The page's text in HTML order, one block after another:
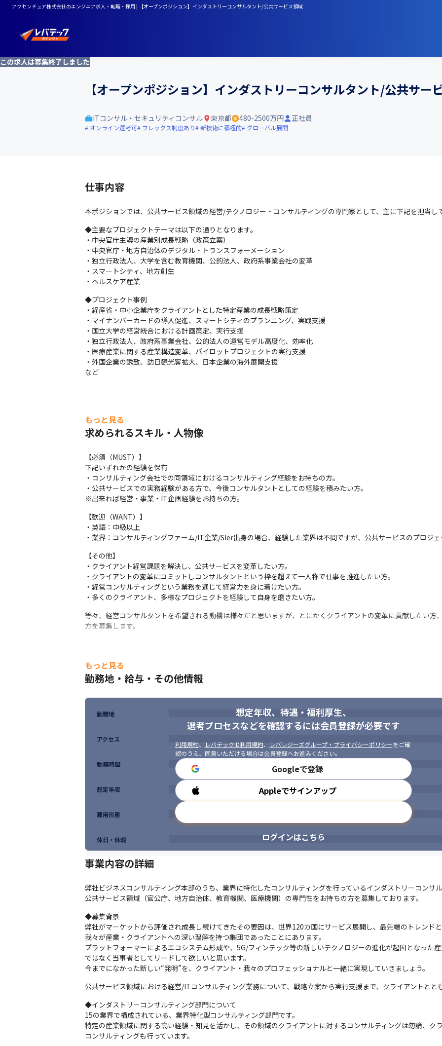
アクセンチュア株式会社のエンジニア求人・転職・採用 | 【オープンポジション】インダストリーコンサルタント/公共サービス領域
この求人は募集終了しました
【オープンポジション】インダストリーコンサルタント/公共サー
ITコンサル・セキュリティコンサル 東京都 480-2500万円 正社員
オンライン選考可 フレックス制度あり 新技術に積極的 グローバル展開
仕事内容
本ポジションでは、公共サービス領域の経営/テクノロジー・コンサルティングの専門家として、主に下記を担当し
◆主要なプロジェクトテーマは以下の通りとなります。
・中央官庁主導の産業別成長戦略（政策立案）
・中央官庁・地方自治体のデジタル・トランスフォーメーション
・独立行政法人、大学を含む教育機関、公的法人、政府系事業会社の変革
・スマートシティ、地方創生
・ヘルスケア産業
◆プロジェクト事例
・経産省・中小企業庁をクライアントとした特定産業の成長戦略策定
・マイナンバーカードの導入促進、スマートシティのプランニング、実践支援
・国立大学の経営統合における計画策定、実行支援
・独立行政法人、政府系事業会社、公的法人の運営モデル高度化、効率化
・医療産業に関する産業構造変革、パイロットプロジェクトの実行支援
・外国企業の誘致、訪日観光客拡大、日本企業の海外展開支援
など
もっと見る
求められるスキル・人物像
【必須（MUST）】
下記いずれかの経験を保有
・コンサルティング会社での同領域におけるコンサルティング経験をお持ちの方。
・公共サービスでの実務経験がある方で、今後コンサルタントとしての経験を積みたい方。
※出来れば経営・事業・IT企画経験をお持ちの方。
【歓迎（WANT）】
・英語：中級以上
・業界：コンサルティングファーム/IT企業/SIer出身の場合、経験した業界は不問ですが、公共サービスのプロジェ
【その他】
・クライアント経営課題を解決し、公共サービスを変革したい方。
・クライアントの変革にコミットしコンサルタントという枠を超えて一人称で仕事を推進したい方。
・経営コンサルティングという業務を通じて経営力を身に着けたい方。
・多くのクライアント、多様なプロジェクトを経験して自身を磨きたい方。
等々、経営コンサルタントを希望される動機は様々だと思いますが、とにかくクライアントの変革に貢献したい方
方を募集します。
もっと見る
勤務地・給与・その他情報
想定年収、待遇・福利厚生、
選考プロセスなどを確認するには会員登録が必要です
利用規約、 レバテックID利用規約、 レバレジーズグループ・プライバシーポリシーをご確
認のうえ、同意いただける場合は会員登録へお進みください。
Googleで登録
Appleでサインアップ
ログインはこちら
勤務地
アクセス
勤務時間
想定年収
雇用形態
休日・休暇
事業内容の詳細
弊社ビジネスコンサルティング本部のうち、業界に特化したコンサルティングを行っているインダストリーコンサル
公共サービス領域（官公庁、地方自治体、教育機関、医療機関）の専門性をお持ちの方を募集しております。
◆募集背景
弊社がマーケットから評価され成長し続けてきたその要因は、世界120カ国にサービス展開し、最先端のトレンド
我々が産業・クライアントへの深い理解を持つ集団であったことにあります。
プラットフォーマーによるエコシステム形成や、5G/フィンテック等の新しいテクノロジーの進化が起因となった
ではなく当事者としてリードして欲しいと思います。
今までになかった新しい“発明”を、クライアント・我々のプロフェッショナルと一緒に実現していきましょう。
公共サービス領域における経営/ITコンサルティング業務について、戦略立案から実行支援まで、クライアントとと
◆インダストリーコンサルティング部門について
15の業界で構成されている、業界特化型コンサルティング部門です。
特定の産業領域に関する高い経験・知見を活かし、その領域のクライアントに対するコンサルティングは勿論、ク
コンサルティングも行っています。